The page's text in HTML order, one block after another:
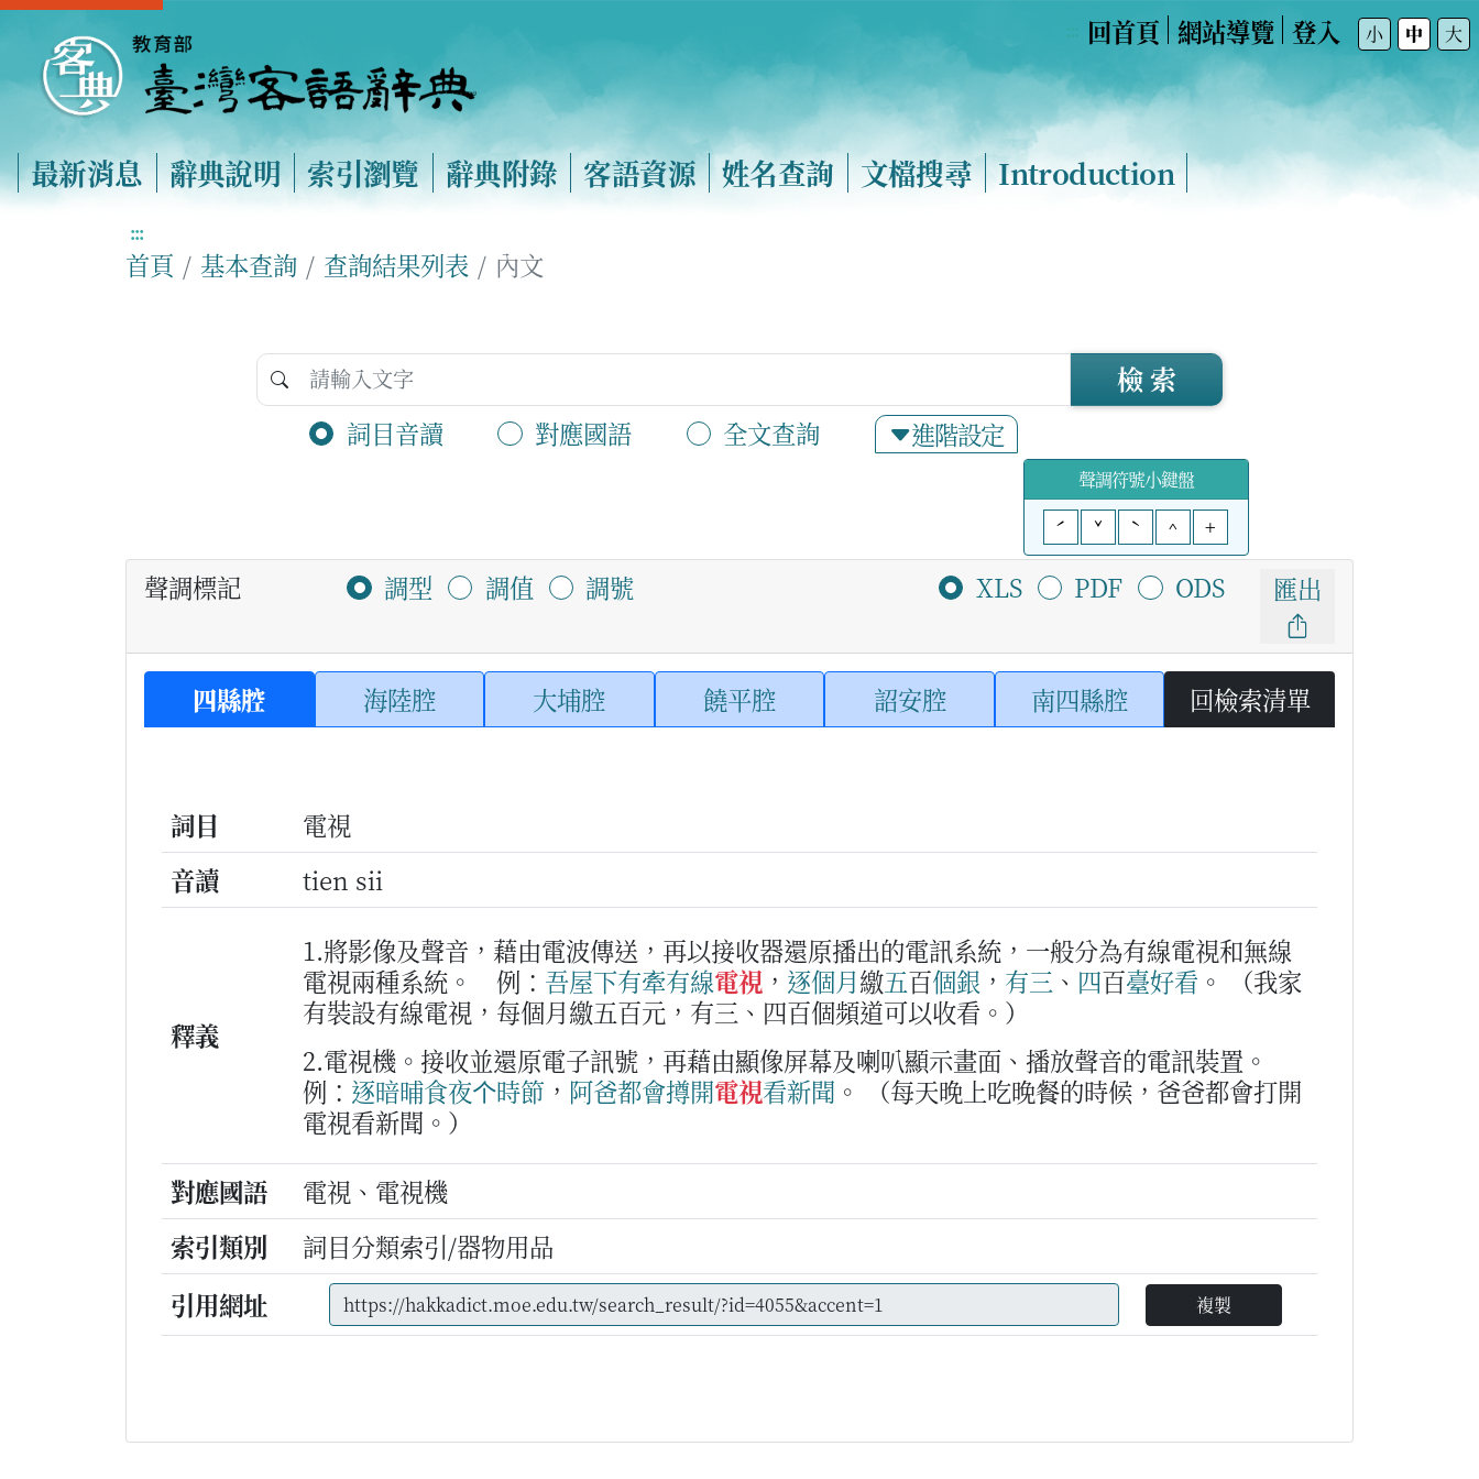
回首頁 網站導覽 登入 小 中 大
最新消息 辭典說明 索引瀏覽 辭典附錄 客語資源 姓名查詢 文檔搜尋 Introduction
:::
首頁 基本查詢 查詢結果列表 內文
詞目音讀 對應國語 全文查詢 進階設定
檢 索
聲調符號小鍵盤
ˊ
ˇ ˋ ^ +
聲調標記 調型 調值 調號 XLS PDF ODS 匯出
四縣腔 海陸腔 大埔腔 饒平腔 詔安腔 南四縣腔 回檢索清單
詞目
電視
音讀
tien sii
釋義
1.將影像及聲音，藉由電波傳送，再以接收器還原播出的電訊系統，一般分為有線電視和無線
電視兩種系統。
例： 吾屋下有牽有線電視 ， 逐個月繳五百個銀 ， 有三 、 四百臺好看 。
（我家
有裝設有線電視，每個月繳五百元，有三、四百個頻道可以收看。）
2.電視機。接收並還原電子訊號，再藉由顯像屏幕及喇叭顯示畫面、播放聲音的電訊裝置。
例： 逐暗晡食夜个時節 ， 阿爸都會撙開電視看新聞 。
（每天晚上吃晚餐的時候，爸爸都會打開
電視看新聞。）
對應國語
電視、電視機
索引類別
詞目分類索引/器物用品
引用網址
複製